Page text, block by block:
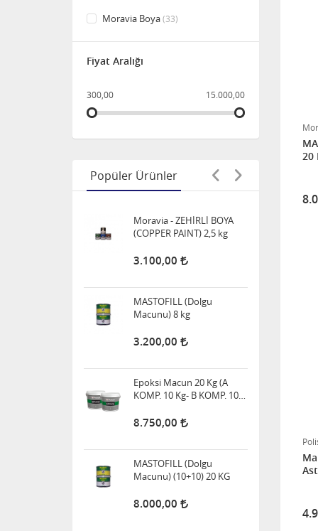
Moravia Boya(33)
Fiyat Aralığı
300,00 15.000,00
Popüler Ürünler
800,00
Moravia - ZEHİRLİ BOYA
MASTOFILL (Dolgu
Macunu) 8 kg
3.200,00
Epoksi Macun 20 Kg (A
KOMP. 10 Kg- B KOMP. 10
8.750,00
MASTOFILL (Dolgu
Macunu) (10+10) 20 KG
8.000,00
MASTOFILL (Dolgu
Macunu) 3 KG
1.600,00
20